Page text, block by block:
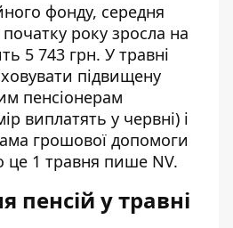
фонду, середня
початку року зросла на
5 743 грн. У травні
підвищену
пенсіонерам
виплатять у червні) і
грошової допомоги
1 травня пише NV.
пенсій у травні